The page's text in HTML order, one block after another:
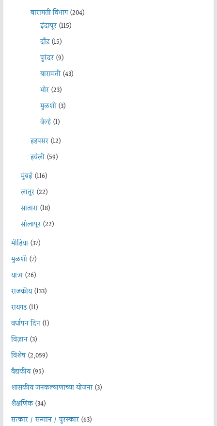
बारामती विभाग(204)
इंदापूर(115)
दौंड(15)
पुरंदर(9)
बारामती(43)
भोर(23)
मुळशी(3)
वेल्हे(1)
हडपसर(12)
हवेली(59)
मुंबई(116)
लातूर(22)
सातारा(18)
सोलापूर(22)
मीडिया(37)
मुळशी(7)
यात्रा(26)
राजकीय(133)
रायगड(11)
वर्धापन दिन(1)
विज्ञान(3)
विशेष(2,059)
वैद्यकीय(95)
शासकीय जनकल्याणाच्या योजना(3)
शैक्षणिक(34)
सत्कार / सन्मान / पुरस्कार(63)